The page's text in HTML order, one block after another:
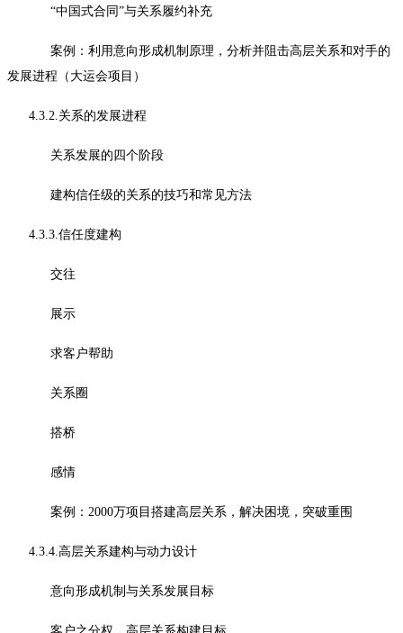
“中国式合同”与关系履约补充
案例：利用意向形成机制原理，分析并阻击高层关系和对手的
发展进程（大运会项目）
4.3.2.关系的发展进程
关系发展的四个阶段
建构信任级的关系的技巧和常见方法
4.3.3.信任度建构
交往
展示
求客户帮助
关系圈
搭桥
感情
案例：2000万项目搭建高层关系，解决困境，突破重围
4.3.4.高层关系建构与动力设计
意向形成机制与关系发展目标